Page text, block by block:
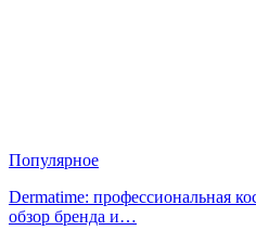
Популярное
Dermatime: профессиональная
обзор бренда и…